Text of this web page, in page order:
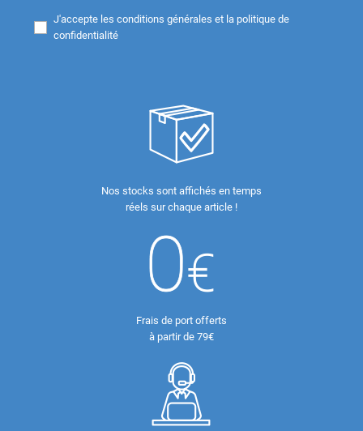
J'accepte les conditions générales et la politique de
confidentialité
Nos stocks sont affichés en temps
réels sur chaque article !
Frais de port offerts
à partir de 79€